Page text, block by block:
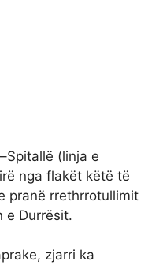
(linja e
nga flakët këtë të
pranë rrethrrotullimit
e Durrësit.
zjarri ka